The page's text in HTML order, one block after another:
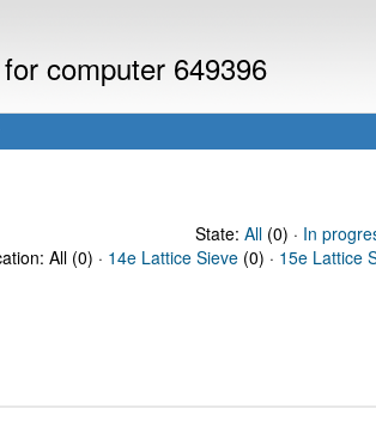
computer 649396
State: All(0) · In
All (0) · 14e Lattice Sieve (0) · 15e Lattice